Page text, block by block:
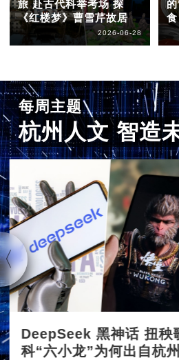
旅 赴古代科举考场 探
《红楼梦》曹雪芹故居
2026-06-28
每周主题
杭州人文 智造
DeepSeek 黑神话 扭秧
科“六小龙”为何出自杭